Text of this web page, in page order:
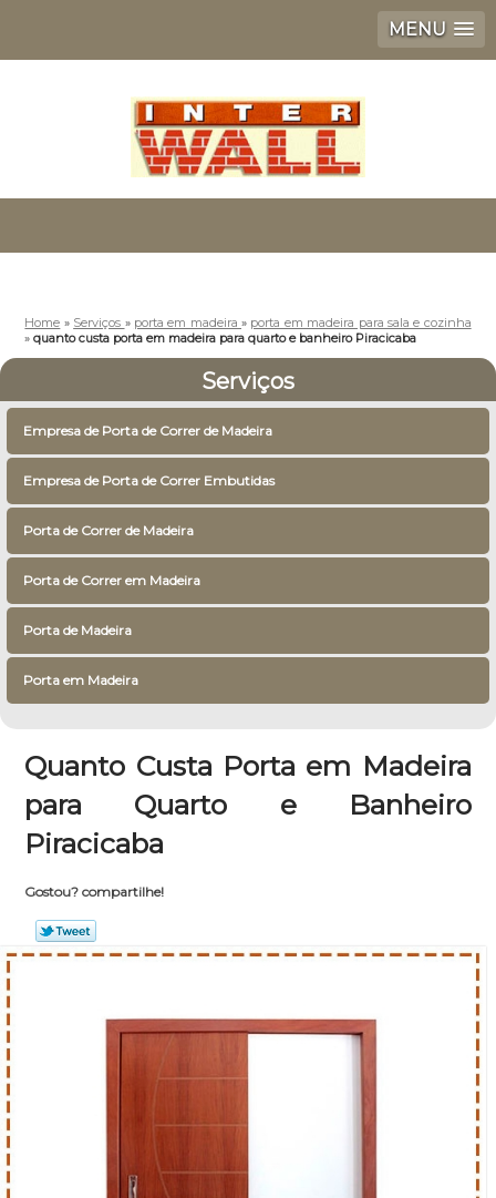
MENU
Home » Serviços » porta em madeira» porta em madeira para sala e cozinha
»quanto custa porta em madeira para quarto e banheiro Piracicaba
Serviços
Empresa de Porta de Correr de Madeira
Empresa de Porta de Correr Embutidas
Porta de Correr de Madeira
Porta de Correr em Madeira
Porta de Madeira
Porta em Madeira
Quanto Custa Porta em Madeira
para Quarto e Banheiro
Piracicaba
Gostou? compartilhe!